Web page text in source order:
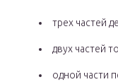
трех частей
двух частей
одной части